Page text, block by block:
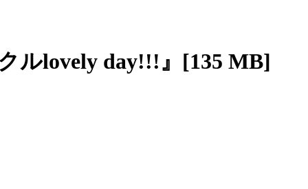
ルlovely day!!!』[135 MB]